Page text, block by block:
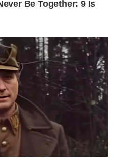
Be Together: 9 Is